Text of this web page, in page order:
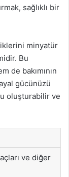
sağlıklı bir
minyatür
Bu
de bakımının
gücünüzü
oluşturabilir ve
ve diğer